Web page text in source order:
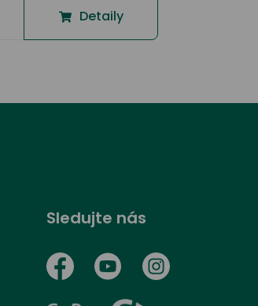
Detaily
Sledujte nás